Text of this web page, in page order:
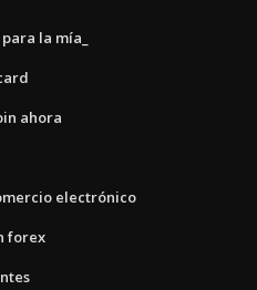
la mía_
ahora
electrónico
forex